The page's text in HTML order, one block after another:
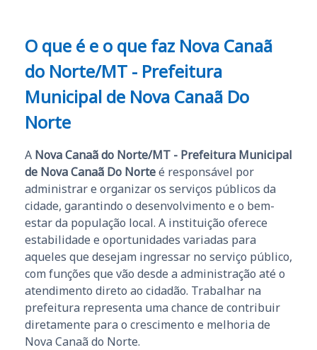
O que é e o que faz Nova Canaã
do Norte/MT - Prefeitura
Municipal de Nova Canaã Do
Norte
A Nova Canaã do Norte/MT - Prefeitura Municipal
de Nova Canaã Do Norteé responsável por
administrar e organizar os serviços públicos da
cidade, garantindo o desenvolvimento e o bem-
estar da população local. A instituição oferece
estabilidade e oportunidades variadas para
aqueles que desejam ingressar no serviço público,
com funções que vão desde a administração até o
atendimento direto ao cidadão. Trabalhar na
prefeitura representa uma chance de contribuir
diretamente para o crescimento e melhoria de
Nova Canaã do Norte.